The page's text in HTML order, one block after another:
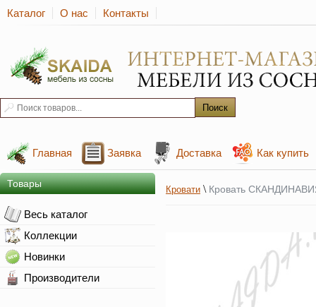
Каталог О нас Контакты
Главная Заявка Доставка Как купить
Товары
Весь каталог
Коллекции
Новинки
Производители
Кровати \ Кровать